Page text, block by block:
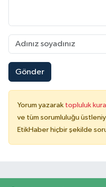
Gönder
Yorum yazarak topluluk
ve tüm sorumluluğu
EtikHaber hiçbir şekilde